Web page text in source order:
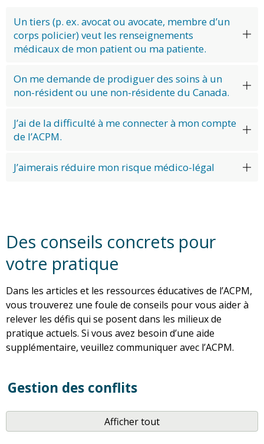
Un tiers (p. ex. avocat ou avocate, membre d’un
corps policier) veut les renseignements
médicaux de mon patient ou ma patiente.
On me demande de prodiguer des soins à un
non-résident ou une non-résidente du Canada.
J’ai de la difficulté à me connecter à mon compte
de l’ACPM.
J’aimerais réduire mon risque médico-légal
Des conseils concrets pour
votre pratique
Dans les articles et les ressources éducatives de l’ACPM,
vous trouverez une foule de conseils pour vous aider à
relever les défis qui se posent dans les milieux de
pratique actuels. Si vous avez besoin d’une aide
supplémentaire, veuillez communiquer avec l’ACPM.
Gestion des conflits
Afficher tout